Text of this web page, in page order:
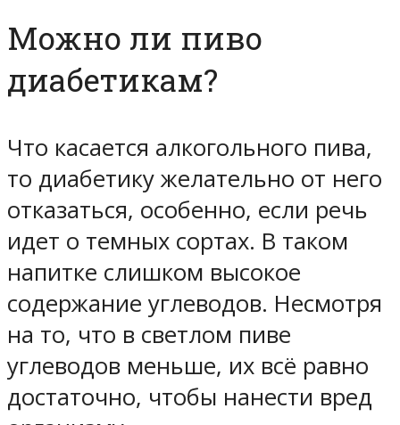
Можно ли пиво
диабетикам?
Что касается алкогольного пива,
то диабетику желательно от него
отказаться, особенно, если речь
идет о темных сортах. В таком
напитке слишком высокое
содержание углеводов. Несмотря
на то, что в светлом пиве
углеводов меньше, их всё равно
достаточно, чтобы нанести вред